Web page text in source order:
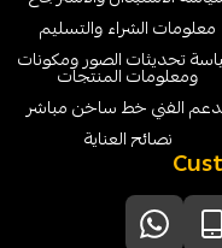
معلومات الشراء والتسليم
تحديثات الصور ومكونات
ومعلومات المنتجات
الفني خط ساخن مباشر
نصائح العناية